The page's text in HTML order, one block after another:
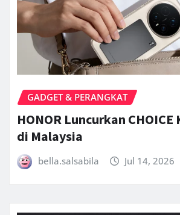
GADGET & PERANGKAT
HONOR Luncurkan CHOICE
di Malaysia
bella.salsabila Jul 14, 2026